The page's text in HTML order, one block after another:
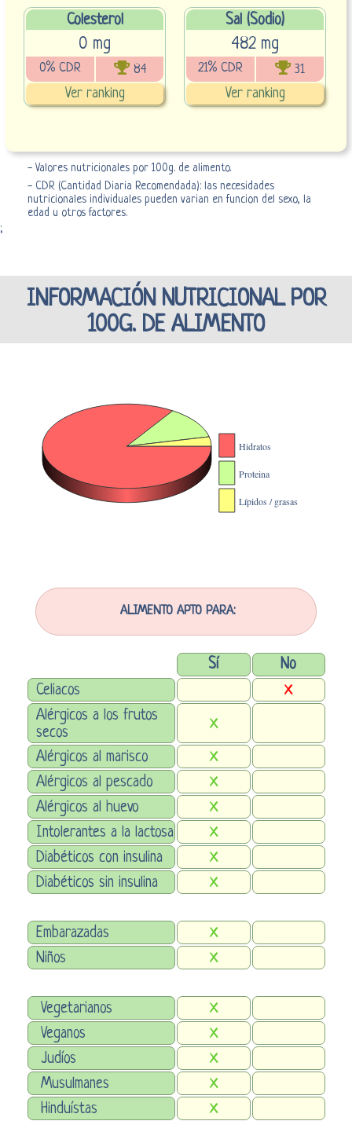
Colesterol
0 mg
0% CDR 84
Ver ranking
Sal (Sodio)
482 mg
21% CDR 31
Ver ranking
- Valores nutricionales por 100g. de alimento.
- CDR (Cantidad Diaria Recomendada): las necesidades
nutricionales individuales pueden varian en funcion del sexo, la
edad u otros factores.
;
INFORMACIÓN NUTRICIONAL POR
100G. DE ALIMENTO
ALIMENTO APTO PARA:
Sí
No
Celiacos
X
Alérgicos a los frutos
secos
X
Alérgicos al marisco X
Alérgicos al pescado X
Alérgicos al huevo X
Intolerantes a la lactosa X
Diabéticos con insulina X
Diabéticos sin insulina X
Embarazadas X
Niños X
Vegetarianos X
Veganos X
Judíos X
Musulmanes X
Hinduístas X